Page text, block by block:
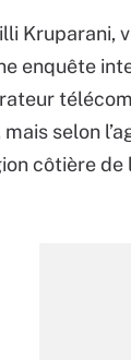
Kruparani,
enquête
selon
côtière de